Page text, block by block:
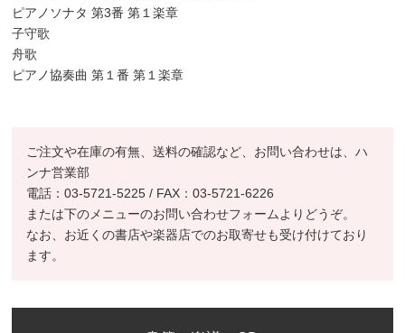
ピアノソナタ 第3番 第１楽章
子守歌
舟歌
ピアノ協奏曲 第１番 第１楽章
ご注文や在庫の有無、送料の確認など、お問い合わせは、ハ
ンナ営業部
電話：03-5721-5225 / FAX：03-5721-6226
または下のメニューのお問い合わせフォームよりどうぞ。
なお、お近くの書店や楽器店でのお取寄せも受け付けており
ます。